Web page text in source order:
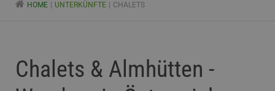
HOME UNTERKÜNFTE CHALETS
Chalets & Almhütten -